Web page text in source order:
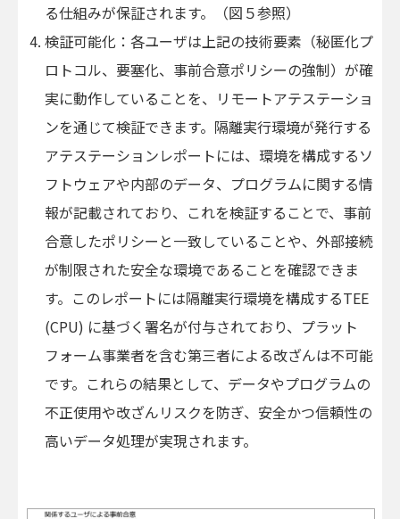
る仕組みが保証されます。（図５参照）
検証可能化：各ユーザは上記の技術要素（秘匿化プ
ロトコル、要塞化、事前合意ポリシーの強制）が確
実に動作していることを、リモートアテステーショ
ンを通じて検証できます。隔離実行環境が発行する
アテステーションレポートには、環境を構成するソ
フトウェアや内部のデータ、プログラムに関する情
報が記載されており、これを検証することで、事前
合意したポリシーと一致していることや、外部接続
が制限された安全な環境であることを確認できま
す。このレポートには隔離実行環境を構成するTEE
(CPU) に基づく署名が付与されており、プラット
フォーム事業者を含む第三者による改ざんは不可能
です。これらの結果として、データやプログラムの
不正使用や改ざんリスクを防ぎ、安全かつ信頼性の
高いデータ処理が実現されます。